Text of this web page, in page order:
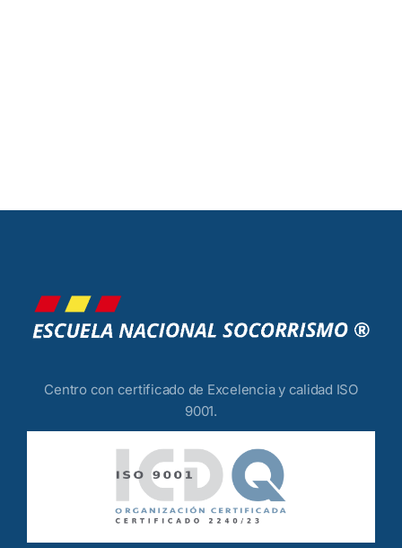
Centro con certificado de Excelencia y calidad ISO
9001.